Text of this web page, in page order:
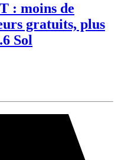
: moins de
gratuits, plus
Sol